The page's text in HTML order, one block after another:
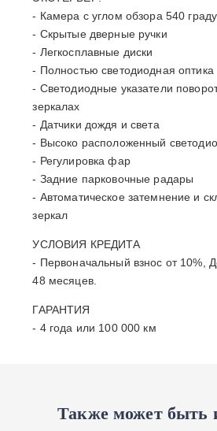
- Камера с углом обзора 540
- Скрытые дверные ручки
- Легкосплавные диски
- Полностью светодиодная оптика
- Светодиодные указатели
зеркалах
- Датчики дождя и света
- Высоко расположенный
- Регулировка фар
- Задние парковочные радары
- Автоматическое затемнение и
зеркал
УСЛОВИЯ КРЕДИТА
- Первоначальный взнос от 10%,
48 месяцев.
ГАРАНТИЯ
- 4 года или 100 000 км
Также может быть